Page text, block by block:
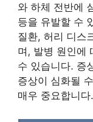
와 하체 전반에
등을 유발할 수
질환, 허리 디스
며, 발병 원인에
수 있습니다. 증
증상이 심화될
매우 중요합니다.